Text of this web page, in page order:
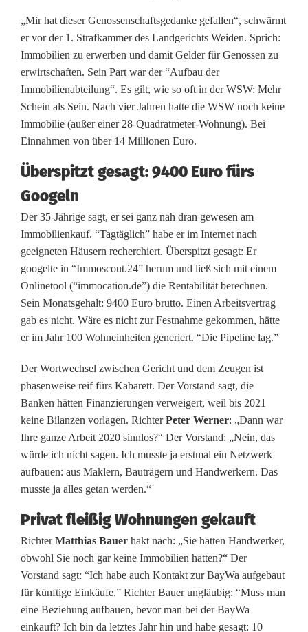
3
5
)
i
m
W
S
W
-
P
r
o
z
e
s
s
:
B
a
u
ä
u
„Mir hat dieser Genossenschaftsgedanke gefallen“, schwärmt
er vor der 1. Strafkammer des Landgerichts Weiden. Sprich:
Immobilien zu erwerben und damit Gelder für Genossen zu
erwirtschaften. Sein Part war der “Aufbau der
Immobilienabteilung“. Es gilt, wie so oft in der WSW: Mehr
Schein als Sein. Nach vier Jahren hatte die WSW noch keine
Immobilie (außer einer 28-Quadratmeter-Wohnung). Bei
Einnahmen von über 14 Millionen Euro.
Überspitzt gesagt: 9400 Euro fürs
Googeln
Der 35-Jährige sagt, er sei ganz nah dran gewesen am
Immobilienkauf. “Tagtäglich” habe er im Internet nach
geeigneten Häusern recherchiert. Überspitzt gesagt: Er
googelte in “Immoscout.24” herum und ließ sich mit einem
Onlinetool (“immocation.de”) die Rentabilität berechnen.
Sein Monatsgehalt: 9400 Euro brutto. Einen Arbeitsvertrag
gab es nicht. Wäre es nicht zur Festnahme gekommen, hätte
er im Jahr 100 Wohneinheiten generiert. “Die Pipeline lag.”
Der Wortwechsel zwischen Gericht und dem Zeugen ist
phasenweise reif fürs Kabarett. Der Vorstand sagt, die
Banken hätten Finanzierungen verweigert, weil bis 2021
keine Bilanzen vorlagen. RichterPeter Werner: „Dann war
Ihre ganze Arbeit 2020 sinnlos?“ Der Vorstand: „Nein, das
würde ich nicht sagen. Ich musste ja erstmal ein Netzwerk
aufbauen: aus Maklern, Bauträgern und Handwerkern. Das
musste ja alles getan werden.“
Privat fleißig Wohnungen gekauft
RichterMatthias Bauer hakt nach: „Sie hatten Handwerker,
obwohl Sie noch gar keine Immobilien hatten?“ Der
Vorstand sagt: “Ich habe auch Kontakt zur BayWa aufgebaut
für künftige Einkäufe.” Richter Bauer ungläubig: “Muss man
eine Beziehung aufbauen, bevor man bei der BayWa
einkauft? Ich bin da letztes Jahr hin und habe gesagt: 10